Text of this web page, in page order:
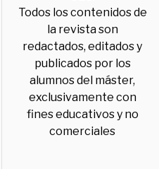
Todos los contenidos de
la revista son
redactados, editados y
publicados por los
alumnos del máster,
exclusivamente con
fines educativos y no
comerciales